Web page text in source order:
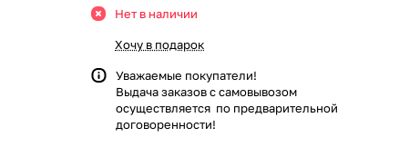
Нет в наличии
Хочу в подарок
Уважаемые покупатели!
Выдача заказов с самовывозом
осуществляется по предварительной
договоренности!